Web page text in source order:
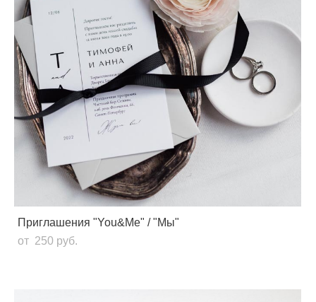
Приглашения "You&Me" / "Мы"
от 250 pуб.